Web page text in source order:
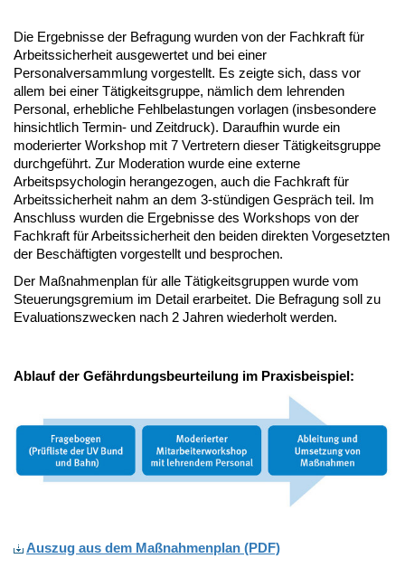
Die Ergebnisse der Befragung wurden von der Fachkraft für
Arbeitssicherheit ausgewertet und bei einer
Personalversammlung vorgestellt. Es zeigte sich, dass vor
allem bei einer Tätigkeitsgruppe, nämlich dem lehrenden
Personal, erhebliche Fehlbelastungen vorlagen (insbesondere
hinsichtlich Termin- und Zeitdruck). Daraufhin wurde ein
moderierter Workshop mit 7 Vertretern dieser Tätigkeitsgruppe
durchgeführt. Zur Moderation wurde eine externe
Arbeitspsychologin herangezogen, auch die Fachkraft für
Arbeitssicherheit nahm an dem 3-stündigen Gespräch teil. Im
Anschluss wurden die Ergebnisse des Workshops von der
Fachkraft für Arbeitssicherheit den beiden direkten Vorgesetzten
der Beschäftigten vorgestellt und besprochen.
Der Maßnahmenplan für alle Tätigkeitsgruppen wurde vom
Steuerungsgremium im Detail erarbeitet. Die Befragung soll zu
Evaluationszwecken nach 2 Jahren wiederholt werden.
Ablauf der Gefährdungsbeurteilung im Praxisbeispiel:
Auszug aus dem Maßnahmenplan (PDF)